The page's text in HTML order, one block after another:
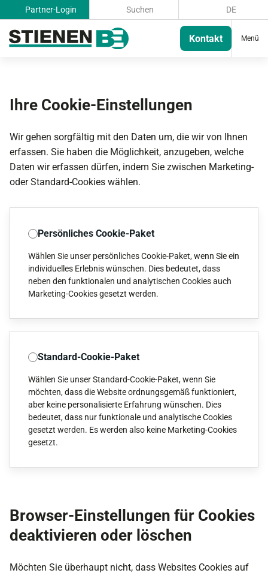
Partner-Login Suchen DE
Kontakt Menü
Ihre Cookie-Einstellungen
Wir gehen sorgfältig mit den Daten um, die wir von Ihnen
erfassen. Sie haben die Möglichkeit, anzugeben, welche
Daten wir erfassen dürfen, indem Sie zwischen Marketing-
oder Standard-Cookies wählen.
Persönliches Cookie-Paket
Wählen Sie unser persönliches Cookie-Paket, wenn Sie ein
individuelles Erlebnis wünschen. Dies bedeutet, dass
neben den funktionalen und analytischen Cookies auch
Marketing-Cookies gesetzt werden.
Standard-Cookie-Paket
Wählen Sie unser Standard-Cookie-Paket, wenn Sie
möchten, dass die Website ordnungsgemäß funktioniert,
aber keine personalisierte Erfahrung wünschen. Dies
bedeutet, dass nur funktionale und analytische Cookies
gesetzt werden. Es werden also keine Marketing-Cookies
gesetzt.
Browser-Einstellungen für Cookies
deaktivieren oder löschen
Möchten Sie überhaupt nicht, dass Websites Cookies auf